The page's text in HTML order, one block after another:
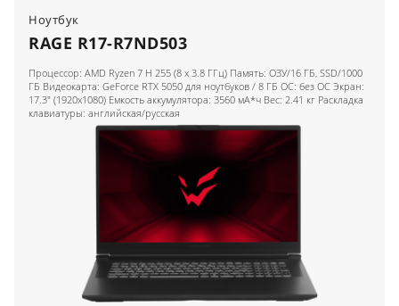
Ноутбук
RAGE R17-R7ND503
Процессор: AMD Ryzen 7 H 255 (8 x 3.8 ГГц) Память: ОЗУ/16 ГБ, SSD/1000
ГБ Видеокарта: GeForce RTX 5050 для ноутбуков / 8 ГБ ОС: без ОС Экран:
17.3" (1920x1080) Емкость аккумулятора: 3560 мА*ч Вес: 2.41 кг Раскладка
клавиатуры: английская/русская